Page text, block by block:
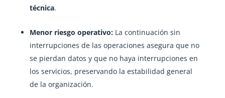
técnica.
Menor riesgo operativo:La continuación sin
interrupciones de las operaciones asegura que no
se pierdan datos y que no haya interrupciones en
los servicios, preservando la estabilidad general
de la organización.